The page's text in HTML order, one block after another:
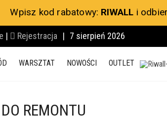
Wpisz kod rabatowy: RIWALL i
| Rejestracja | 7 sierpień 2026
WARSZTAT NOWOŚCI OUTLET
REMONTU